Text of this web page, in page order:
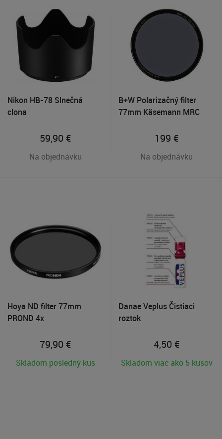
Nikon HB-78 Slnečná
clona
59,90 €
Na objednávku
B+W Polarizačný filter
77mm Käsemann MRC
199 €
Na objednávku
Hoya ND filter 77mm
PROND 4x
79,90 €
Skladom posledný kus
Danae Veplus Čistiaci
roztok
4,50 €
Skladom viac ako 5 kusov